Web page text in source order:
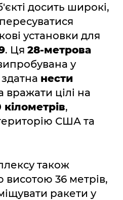
досить широкі,
установки для
. Ця 28-метрова
у
нести
вражати цілі на
кілометрів,
США та
також
висотою 36 метрів,
ракети у